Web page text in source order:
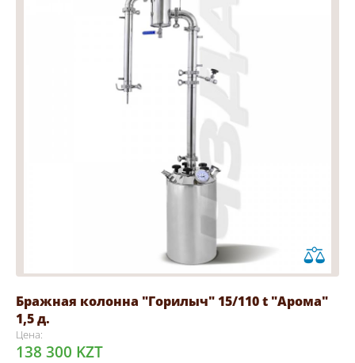
Бражная колонна "Горилыч" 15/110 t "Арома"
1,5 д.
Цена:
138 300 KZT